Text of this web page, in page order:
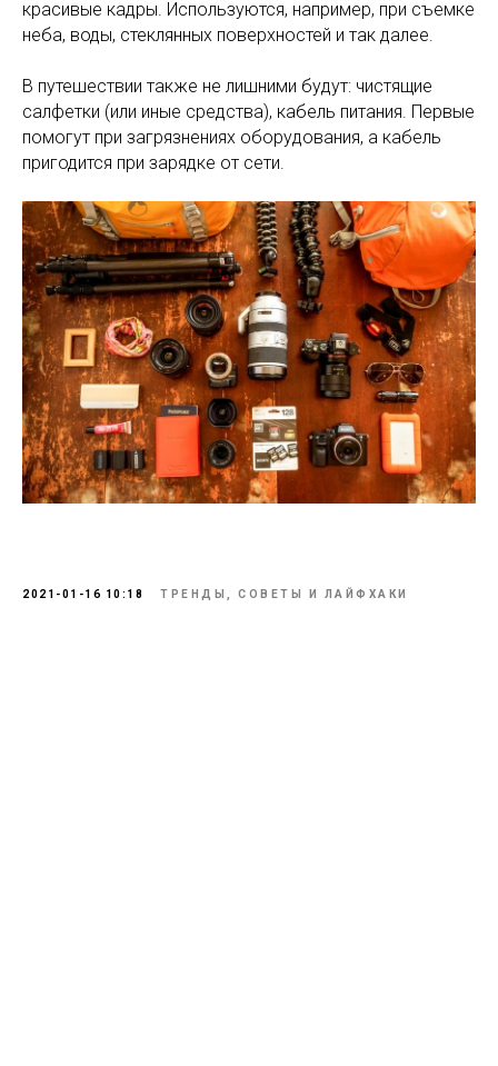
красивые кадры. Используются, например, при съемке
неба, воды, стеклянных поверхностей и так далее.
В путешествии также не лишними будут: чистящие
салфетки (или иные средства), кабель питания. Первые
помогут при загрязнениях оборудования, а кабель
пригодится при зарядке от сети.
2021-01-16 10:18 ТРЕНДЫ, СОВЕТЫ И ЛАЙФХАКИ